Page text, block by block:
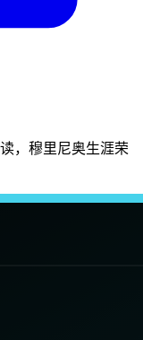
，穆里尼奥生涯荣